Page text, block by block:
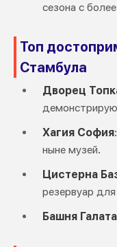
сезона с
Топ
Стамбула
Дворец
Хагия София
ныне музей.
Цистерна
резервуар
Башня Галата